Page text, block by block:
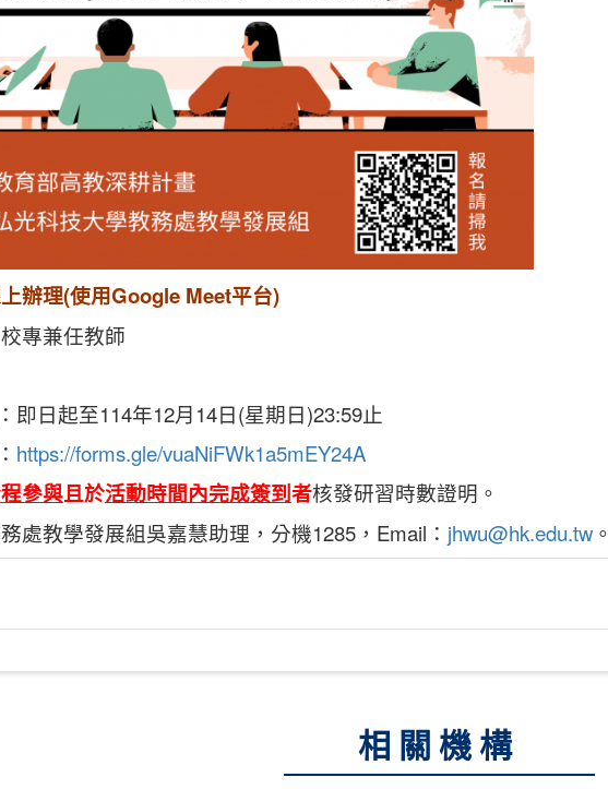
辦理(使用Google Meet平台)
專兼任教師
即日起至114年12月14日(星期日)23:59止
https://forms.gle/vuaNiFWk1a5mEY24A
參與且於活動時間內完成簽到者核發研習時數證明。
處教學發展組吳嘉慧助理，分機1285，Email： jhwu@hk.edu.tw。
相關機構